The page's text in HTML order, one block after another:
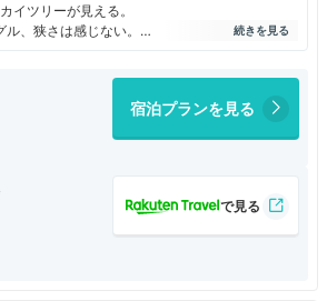
イツリーが見える。
、狭さは感じない。
ければ、同じ建物の1Fに入っているので困ら
宿泊プランを見る